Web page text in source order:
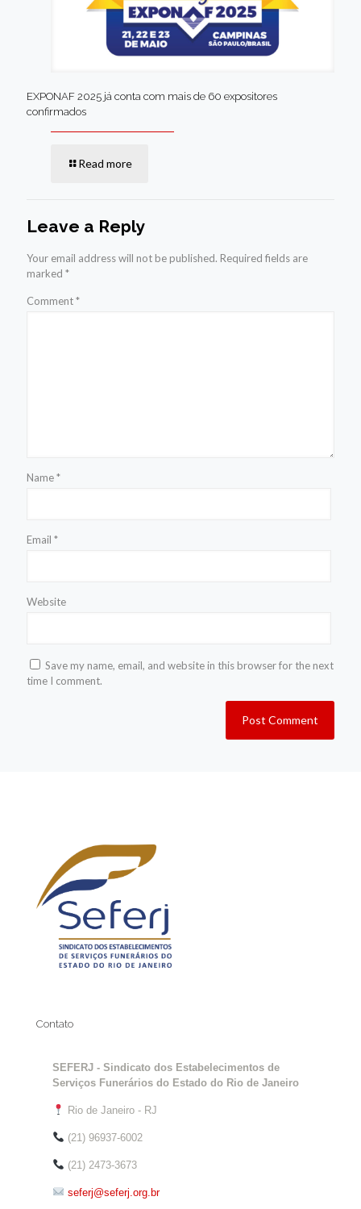
EXPONAF 2025 já conta com mais de 60 expositores
confirmados
Read more
Leave a Reply
Your email address will not be published. Required fields are
marked *
Comment*
Name*
Email *
Website
Save my name, email, and website in this browser for the next
time I comment.
Contato
SEFERJ - Sindicato dos Estabelecimentos de
Serviços Funerários do Estado do Rio de Janeiro
Rio de Janeiro - RJ
(21) 96937-6002
(21) 2473-3673
seferj@seferj.org.br